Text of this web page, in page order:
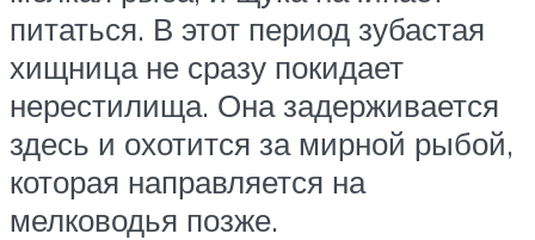
питаться. В этот период зубастая
хищница не сразу покидает
нерестилища. Она задерживается
здесь и охотится за мирной рыбой,
которая направляется на
мелководья позже.